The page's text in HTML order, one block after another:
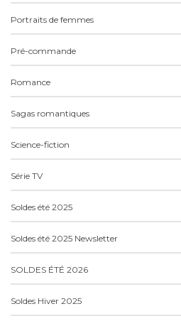
Portraits de femmes
Pré-commande
Romance
Sagas romantiques
Science-fiction
Série TV
Soldes été 2025
Soldes été 2025 Newsletter
SOLDES ÉTÉ 2026
Soldes Hiver 2025